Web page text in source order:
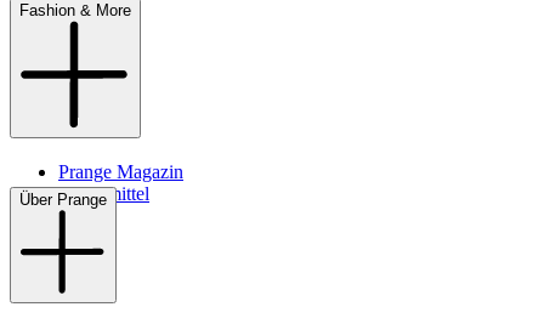
Fashion & More
Prange Magazin
Pflegemittel
Über Prange